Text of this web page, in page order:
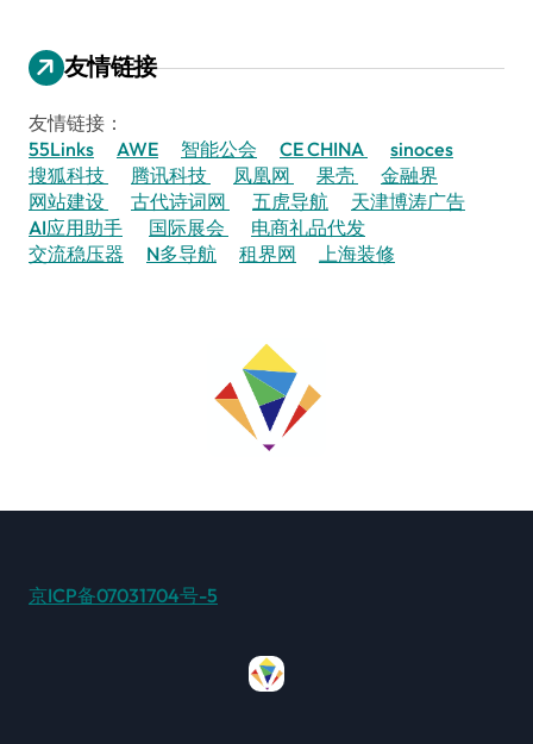
友情链接
友情链接：
55Links
AWE 智能公会 CE CHINA
sinoces
搜狐科技
腾讯科技 凤凰网 果壳
金融界
网站建设
古代诗词网 五虎导航
天津博涛广告
AI应用助手
国际展会
电商礼品代发
交流稳压器
N多导航 租界网 上海装修
京ICP备07031704号-5